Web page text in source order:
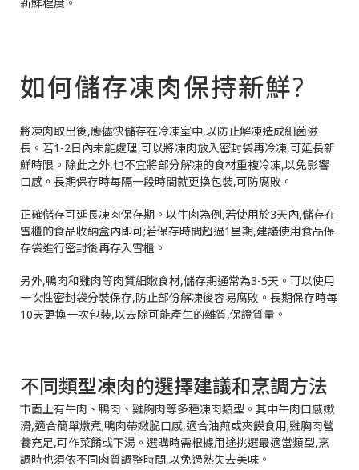
如何儲存凍肉保持新鮮?
將凍肉取出後,應儘快儲存在冷凍室中,以防止解凍造成細菌滋
長。若1-2日內未能處理,可以將凍肉放入密封袋再冷凍,可延長新
鮮時限。除此之外,也不宜將部分解凍的食材重複冷凍,以免影響
口感。長期保存時每隔一段時間就更換包裝,可防腐敗。
正確儲存可延長凍肉保存期。以牛肉為例,若使用於3天內,儲存在
雪櫃的食品收納盒內即可;若保存時間超過1星期,建議使用食品保
存袋進行密封後再存入雪櫃。
另外,鴨肉和雞肉等肉質細嫩食材,儲存期通常為3-5天。可以使用
一次性密封袋分裝保存,防止部份解凍後容易腐敗。長期保存時每
10天更換一次包裝,以去除可能產生的雜質,保證質量。
不同類型凍肉的選擇建議和烹調方法
市面上有牛肉、鴨肉、雞胸肉等多種凍肉類型。其中牛肉口感嫰
滑,適合簡單燉煮;鴨肉帶嫩脆口感,適合油煎或夾饃食用;雞胸肉營
養充足,可作菜餚或下湯。選購時需根據用途挑選最適當類型,烹
調時也須依不同肉質調整時間,以免過熟失去美味。